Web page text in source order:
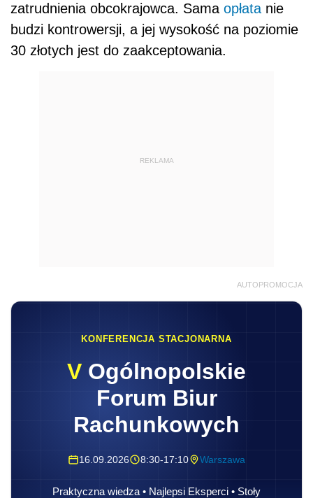
zatrudnienia obcokrajowca. Sama opłata nie
budzi kontrowersji, a jej wysokość na poziomie
30 złotych jest do zaakceptowania.
REKLAMA
AUTOPROMOCJA
KONFERENCJA STACJONARNA
V Ogólnopolskie
Forum Biur
Rachunkowych
16.09.2026 8:30-17:10 Warszawa
Praktyczna wiedza • Najlepsi Eksperci • Stoły